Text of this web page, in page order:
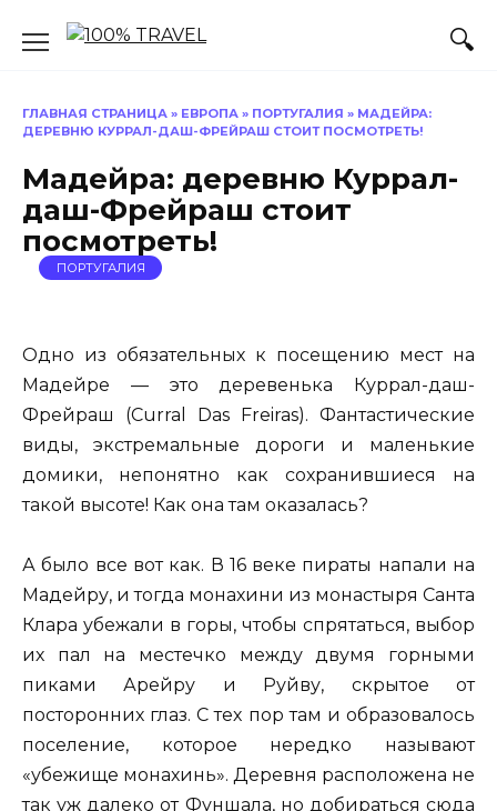
ГЛАВНАЯ СТРАНИЦА » ЕВРОПА » ПОРТУГАЛИЯ » МАДЕЙРА:
ДЕРЕВНЮ КУРРАЛ-ДАШ-ФРЕЙРАШ СТОИТ ПОСМОТРЕТЬ!
Мадейра: деревню Куррал-
даш-Фрейраш стоит
посмотреть!
ПОРТУГАЛИЯ
Одно из обязательных к посещению мест на
Мадейре — это деревенька Куррал-даш-
Фрейраш (Curral Das Freiras). Фантастические
виды, экстремальные дороги и маленькие
домики, непонятно как сохранившиеся на
такой высоте! Как она там оказалась?
А было все вот как. В 16 веке пираты напали на
Мадейру, и тогда монахини из монастыря Санта
Клара убежали в горы, чтобы спрятаться, выбор
их пал на местечко между двумя горными
пиками Арейру и Руйву, скрытое от
посторонних глаз. С тех пор там и образовалось
поселение, которое нередко называют
«убежище монахинь». Деревня расположена не
так уж далеко от Фуншала, но добираться сюда